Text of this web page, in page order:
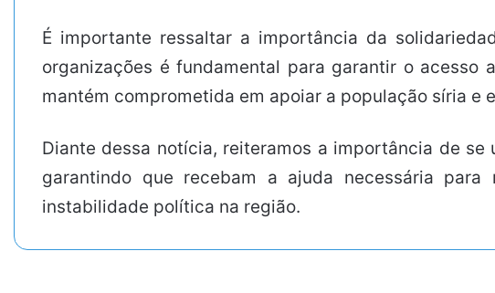
É importante ressaltar a importância da
organizações é fundamental para garantir o acesso
mantém comprometida em apoiar a população síria
Diante dessa notícia, reiteramos a importância de
garantindo que recebam a ajuda necessária
instabilidade política na região.